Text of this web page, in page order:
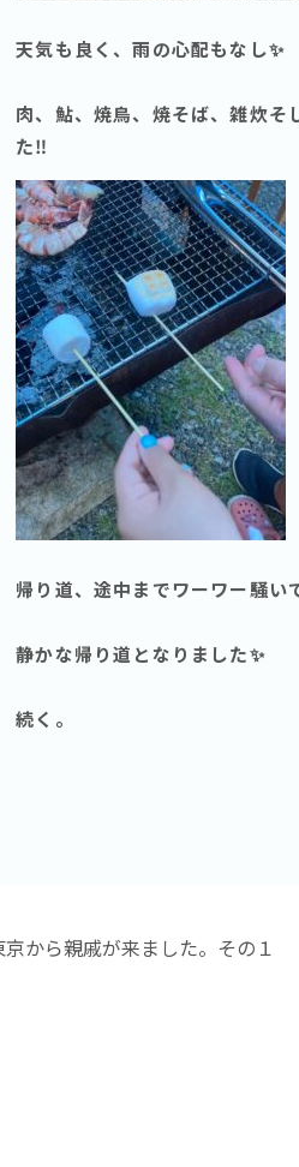
天気も良く、雨の心配もなし✨
肉、鮎、焼鳥、焼そば、雑炊そ
た‼️
帰り道、途中までワーワー騒
静かな帰り道となりました✨
続く。
京から親戚が来ました。その１